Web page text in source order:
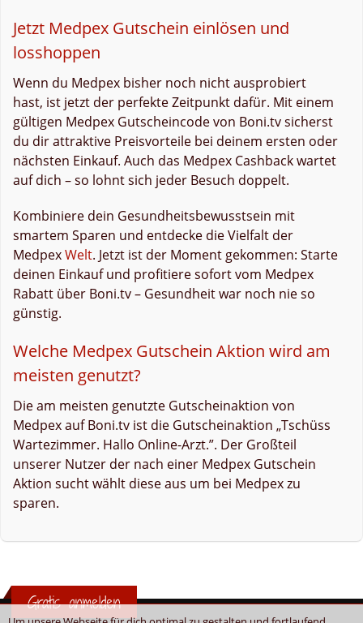
Jetzt Medpex Gutschein einlösen und
losshoppen
Wenn du Medpex bisher noch nicht ausprobiert
hast, ist jetzt der perfekte Zeitpunkt dafür. Mit einem
gültigen Medpex Gutscheincode von Boni.tv sicherst
du dir attraktive Preisvorteile bei deinem ersten oder
nächsten Einkauf. Auch das Medpex Cashback wartet
auf dich – so lohnt sich jeder Besuch doppelt.
Kombiniere dein Gesundheitsbewusstsein mit
smartem Sparen und entdecke die Vielfalt der
MedpexWelt. Jetzt ist der Moment gekommen: Starte
deinen Einkauf und profitiere sofort vom Medpex
Rabatt über Boni.tv – Gesundheit war noch nie so
günstig.
Welche Medpex Gutschein Aktion wird am
meisten genutzt?
Die am meisten genutzte Gutscheinaktion von
Medpex auf Boni.tv ist die Gutscheinaktion „Tschüss
Wartezimmer. Hallo Online-Arzt.”. Der Großteil
unserer Nutzer der nach einer Medpex Gutschein
Aktion sucht wählt diese aus um bei Medpex zu
sparen.
Gratis anmelden